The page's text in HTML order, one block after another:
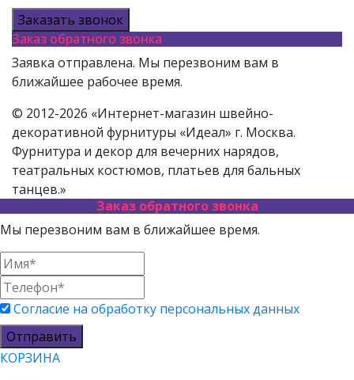
Заказать звонок
Заказ обратного звонка
Заявка отправлена. Мы перезвоним вам в
ближайшее рабочее время.
© 2012-2026 «Интернет-магазин швейно-
декоративной фурнитуры «Идеал» г. Москва.
Фурнитура и декор для вечерних нарядов,
театральных костюмов, платьев для бальных
танцев.»
Заказ обратного звонка
Мы перезвоним вам в ближайшее время.
Согласие на обработку персональных данных
Отправить
КОРЗИНА